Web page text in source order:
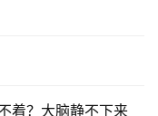
着？大脑静不下来